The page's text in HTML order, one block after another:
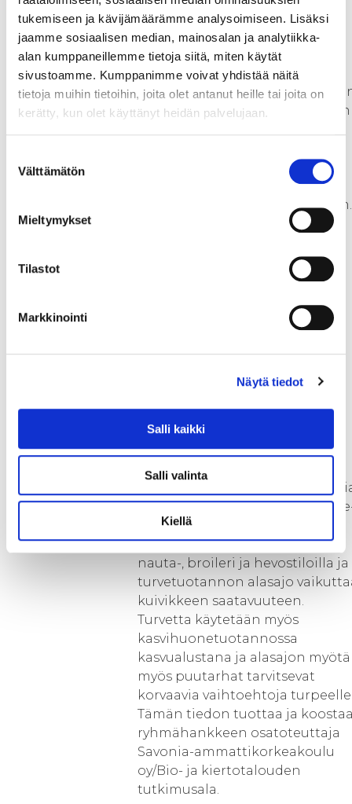
tukemiseen ja kävijämäärämme analysoimiseen. Lisäksi
jaamme sosiaalisen median, mainosalan ja analytiikka-
alan kumppaneillemme tietoja siitä, miten käytät
sivustoamme. Kumppanimme voivat yhdistää näitä
tietoja muihin tietoihin, joita olet antanut heille tai joita on
kerätty, kun olet käyttänyt heidän palvelujaan.
valinta
Välttämätön
Mieltymykset
Tilastot
Markkinointi
Näytä tiedot
Salli kaikki
Salli valinta
Kiellä
varmistetaan tuotettavan
energian myynti taloudellisesti
mahdollisimman kannattavaan
hintaan. Nesteytetyn
biometaanin osalta markkina
kehittymässä raskaan liikenteen
Hankkeessa selvitetään lisäksi
mädätteen hyödyntämistä,
jalostamista ja jatkokäyttöä mm.
maanparannusaineiden/
biokaasuekosysteemin osana.
maanparannusaineita /
kiertolannoitevalmisteita
voidaan käyttää maa- ja
metsätaloudessa niiden
ominaisuuksien mukaan.
Hankkeessa selvitetään
biokaasulaitoksen
mädätysjäännöksen
korvaavana materiaalina
ja kasvualustakäytössä. Turvetta
käytetään kuivikkeena mm.
nauta-, broileri ja hevostiloilla ja
turvetuotannon alasajo
kuivikkeen saatavuuteen.
Turvetta käytetään myös
kasvihuonetuotannossa
kasvualustana ja alasajon myötä
myös puutarhat tarvitsevat
korvaavia vaihtoehtoja
Tämän tiedon tuottaa ja
ryhmähankkeen osatoteuttaja
Savonia-ammattikorkeakoulu
oy/Bio- ja kiertotalouden
tutkimusala.